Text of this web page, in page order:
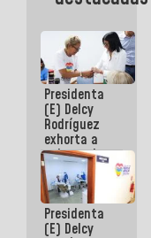
Presidenta
(E) Delcy
Rodríguez
exhorta a
gobernadores
y alcaldes a
edificar
casas para
abuelos
Presidenta
(E) Delcy